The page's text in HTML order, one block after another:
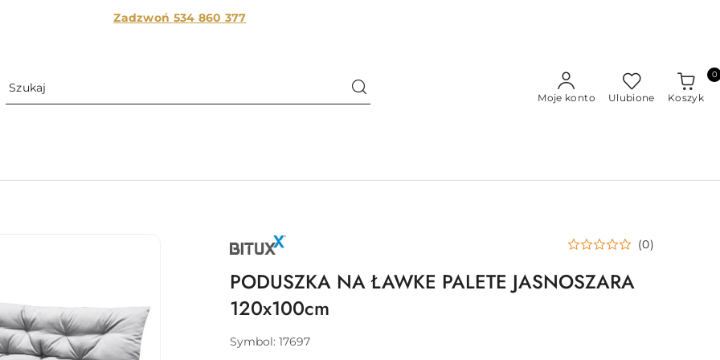
Zadzwoń 534 860 377
Moje konto Ulubione Koszyk
0
NAZWA
PRODUCENTA: (0)
PODUSZKA NA ŁAWKE PALETE JASNOSZARA
120x100cm
Symbol: 17697